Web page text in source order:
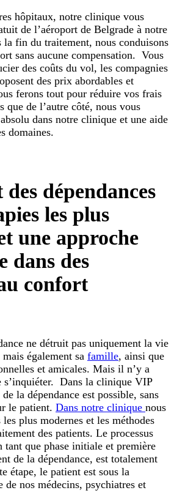
hôpitaux, notre clinique vous
de l’aéroport de Belgrade à notre
fin du traitement, nous conduisons
sans aucune compensation. Vous
des coûts du vol, les compagnies
des prix abordables et
ferons tout pour réduire vos frais
que de l’autre côté, nous vous
dans notre clinique et une aide
domaines.
dépendances
les plus
une approche
dans des
confort
ne détruit pas uniquement la vie
également sa famille, ainsi que
et amicales. Mais il n’y a
s’inquiéter. Dans la clinique VIP
la dépendance est possible, sans
le patient. Dans notre clinique nous
plus modernes et les méthodes
des patients. Le processus
tant que phase initiale et première
de la dépendance, est totalement
étape, le patient est sous la
de nos médecins, psychiatres et